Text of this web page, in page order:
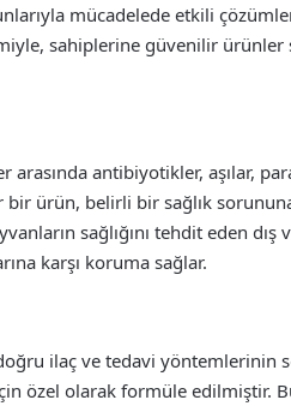
mücadelede etkili
sahiplerine güvenilir ürünler
antibiyotikler, aşılar,
ürün, belirli bir sağlık
sağlığını tehdit eden dış
karşı koruma sağlar.
ilaç ve tedavi yöntemlerinin
özel olarak formüle edilmiştir.